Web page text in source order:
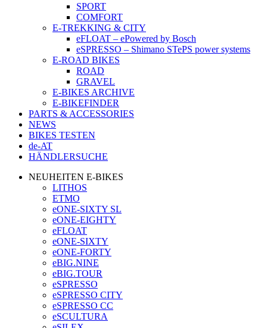
SPORT
COMFORT
E-TREKKING & CITY
eFLOAT – ePowered by Bosch
eSPRESSO – Shimano STePS power systems
E-ROAD BIKES
ROAD
GRAVEL
E-BIKES ARCHIVE
E-BIKEFINDER
PARTS & ACCESSORIES
NEWS
BIKES TESTEN
de-AT
HÄNDLERSUCHE
NEUHEITEN E-BIKES
LITHOS
ETMO
eONE-SIXTY SL
eONE-EIGHTY
eFLOAT
eONE-SIXTY
eONE-FORTY
eBIG.NINE
eBIG.TOUR
eSPRESSO
eSPRESSO CITY
eSPRESSO CC
eSCULTURA